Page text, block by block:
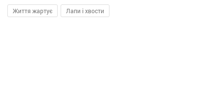
Життя жартує Лапи і хвости